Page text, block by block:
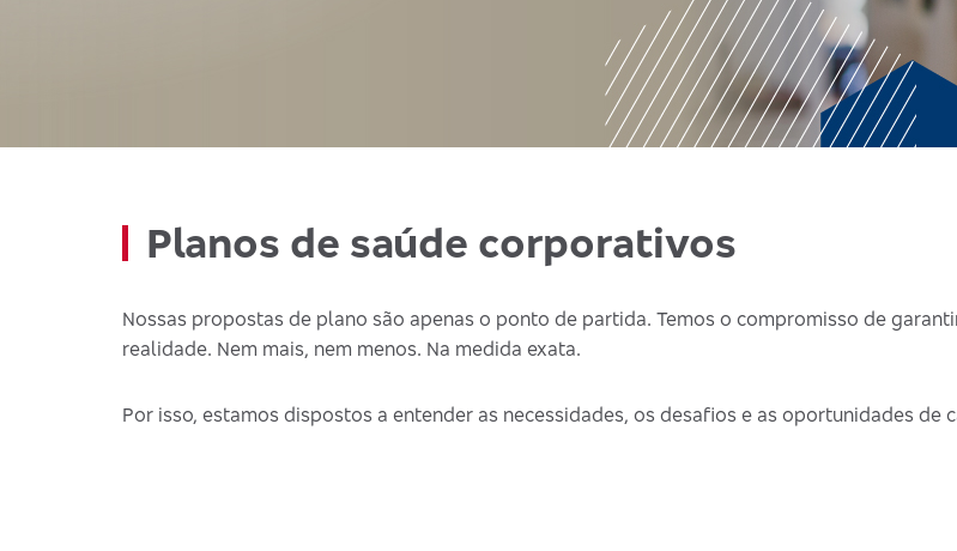
Planos de saúde corporativos
Nossas propostas de plano são apenas o ponto de partida. Temos o compromisso de
realidade. Nem mais, nem menos. Na medida exata.
Por isso, estamos dispostos a entender as necessidades, os desafios e as oportunidades de